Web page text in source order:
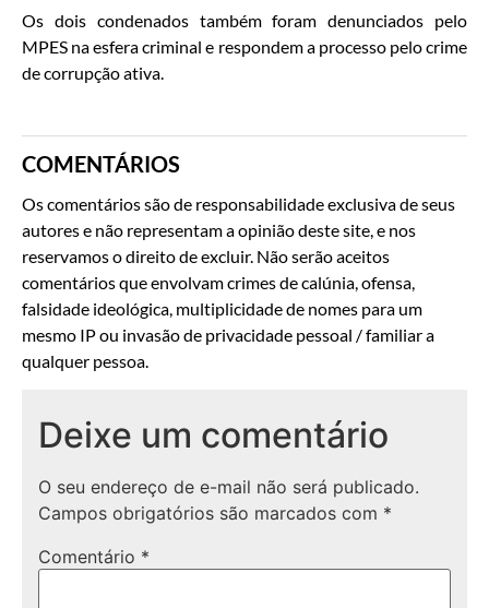
Os dois condenados também foram denunciados pelo
MPES na esfera criminal e respondem a processo pelo crime
de corrupção ativa.
COMENTÁRIOS
Os comentários são de responsabilidade exclusiva de seus
autores e não representam a opinião deste site, e nos
reservamos o direito de excluir. Não serão aceitos
comentários que envolvam crimes de calúnia, ofensa,
falsidade ideológica, multiplicidade de nomes para um
mesmo IP ou invasão de privacidade pessoal / familiar a
qualquer pessoa.
Deixe um comentário
O seu endereço de e-mail não será publicado.
Campos obrigatórios são marcados com *
Comentário *